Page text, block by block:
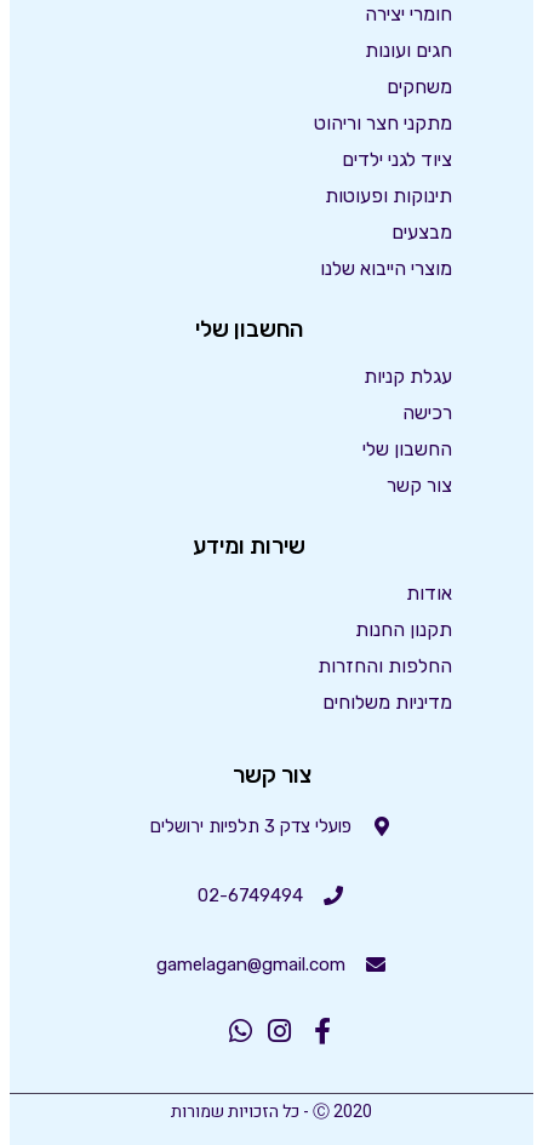
חומרי יצירה
חגים ועונות
משחקים
מתקני חצר וריהוט
ציוד לגני ילדים
תינוקות ופעוטות
מבצעים
מוצרי הייבוא שלנו
החשבון שלי
עגלת קניות
רכישה
החשבון שלי
צור קשר
שירות ומידע
אודות
תקנון החנות
החלפות והחזרות
מדיניות משלוחים
צור קשר
פועלי צדק 3 תלפיות ירושלים
02-6749494
gamelagan@gmail.com
Ⓒ 2020 - כל הזכויות שמורות